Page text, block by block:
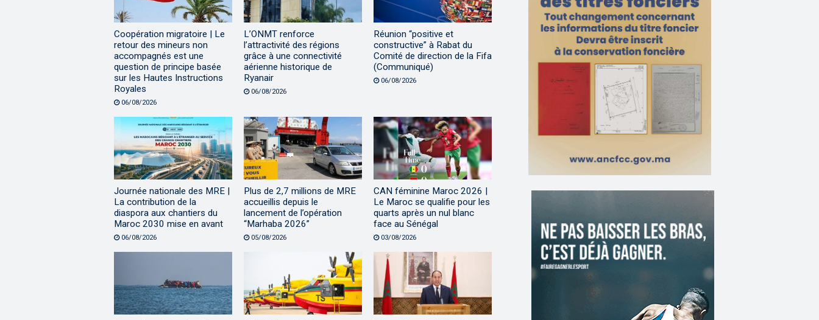
Coopération migratoire | Le
retour des mineurs non
accompagnés est une
question de principe basée
sur les Hautes Instructions
Royales
06/08/2026
L’ONMT renforce
l’attractivité des régions
grâce à une connectivité
aérienne historique de
Ryanair
06/08/2026
Réunion “positive et
constructive” à Rabat du
Comité de direction de la Fifa
(Communiqué)
06/08/2026
Journée nationale des MRE |
La contribution de la
diaspora aux chantiers du
Maroc 2030 mise en avant
06/08/2026
Plus de 2,7 millions de MRE
accueillis depuis le
lancement de l’opération
“Marhaba 2026”
05/08/2026
CAN féminine Maroc 2026 |
Le Maroc se qualifie pour les
quarts après un nul blanc
face au Sénégal
03/08/2026